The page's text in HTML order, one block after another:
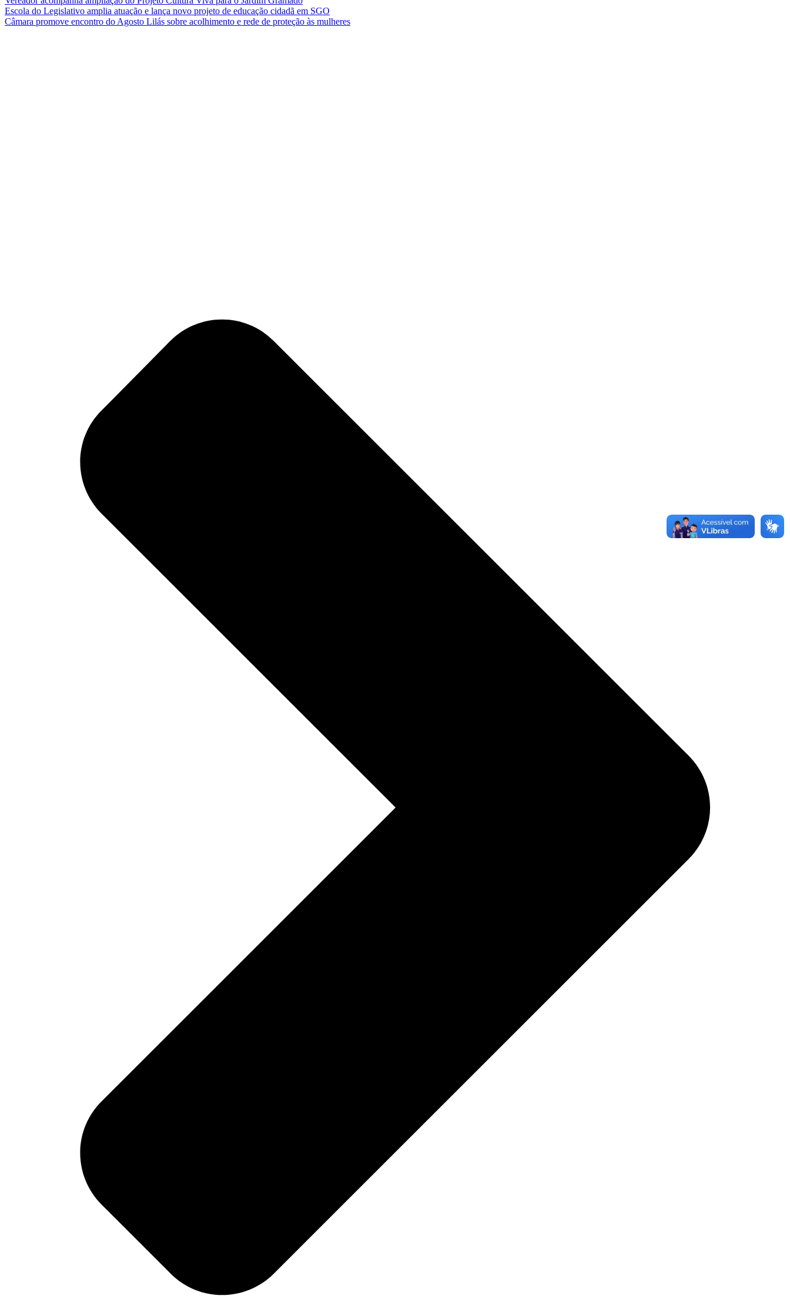
Escola do Legislativo amplia atuação e lança novo projeto de educação cidadã em SGO
Câmara promove encontro do Agosto Lilás sobre acolhimento e rede de proteção às mulheres